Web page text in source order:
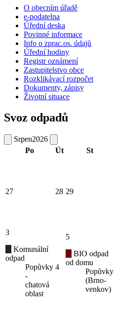
O obecním úřadě
e-podatelna
Úřední deska
Povinné informace
Info o zprac.os. údajů
Úřední hodiny
Registr oznámení
Zastupitelstvo obce
Rozklikávací rozpočet
Dokumenty, zápisy
Životní situace
Svoz odpadů
Srpen2026
Po
Út St
27 28 29
3
Komunální
odpad
Popůvky
-
chatová
oblast
4
5
BIO odpad
od domu
Popůvky
(Brno-
venkov)